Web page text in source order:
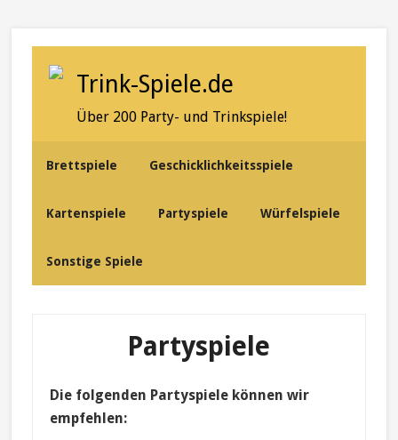
Trink-Spiele.de
Über 200 Party- und Trinkspiele!
Brettspiele Geschicklichkeitsspiele
Kartenspiele Partyspiele Würfelspiele
Sonstige Spiele
Partyspiele
Die folgenden Partyspiele können wir
empfehlen: